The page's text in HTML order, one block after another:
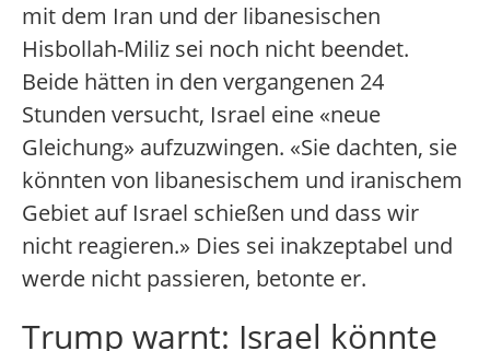
mit dem Iran und der libanesischen
Hisbollah-Miliz sei noch nicht beendet.
Beide hätten in den vergangenen 24
Stunden versucht, Israel eine «neue
Gleichung» aufzuzwingen. «Sie dachten, sie
könnten von libanesischem und iranischem
Gebiet auf Israel schießen und dass wir
nicht reagieren.» Dies sei inakzeptabel und
werde nicht passieren, betonte er.
Trump warnt: Israel könnte